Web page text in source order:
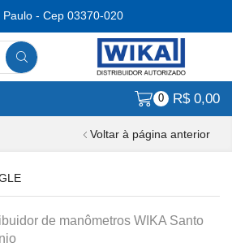
- Cep 03370-020
0 R$0,00
Voltar à página anterior
de manômetros WIKA Santo